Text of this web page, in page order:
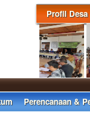
Profil Desa
Perencanaan &